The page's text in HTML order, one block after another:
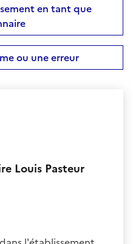
en tant que
ou une erreur
Louis Pasteur